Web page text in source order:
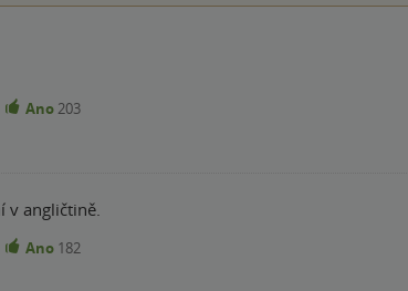
Ano 203
v angličtině.
Ano 182